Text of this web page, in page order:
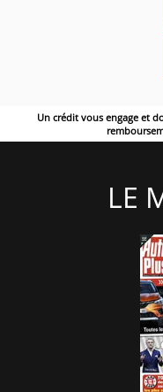
Un crédit vous engage et
LE